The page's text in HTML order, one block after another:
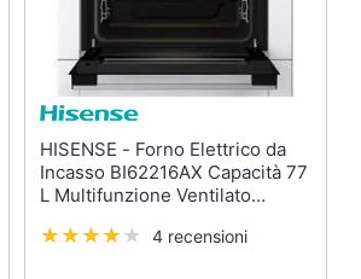
HISENSE - Forno Elettrico da
Incasso BI62216AX Capacità 77
L Multifunzione Ventilato
4 recensioni